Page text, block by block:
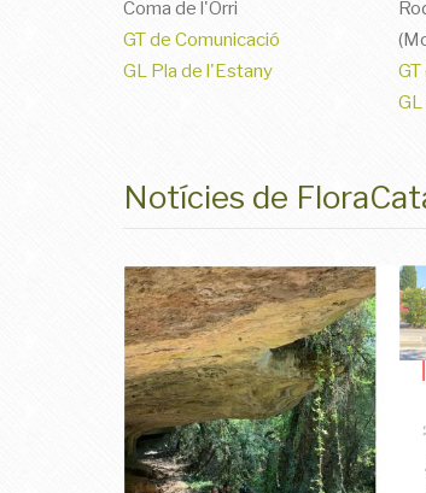
Coma de l'Orri
GT de Comunicació
GL Pla de l'Estany
Notícies de